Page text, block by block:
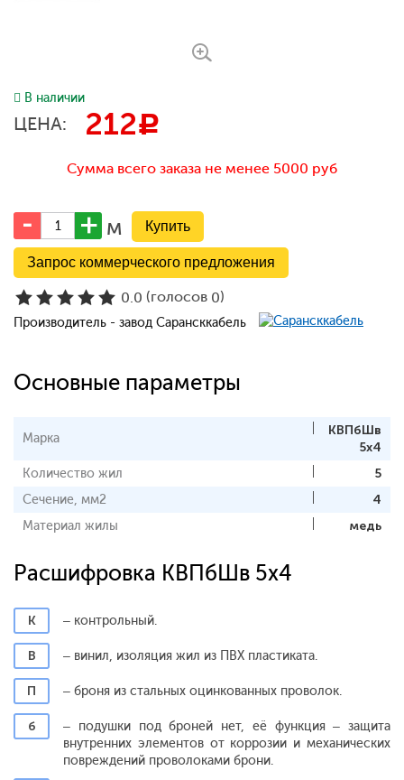
В наличии
ЦЕНА: 212c
Сумма всего заказа не менее 5000 руб
м
Запрос коммерческого предложения
0.0 (голосов 0)
Производитель - завод Сарансккабель
Основные параметры
Марка
КВПбШв
5х4
Количество жил
5
Сечение, мм2
4
Материал жилы
медь
Расшифровка КВПбШв 5х4
К – контрольный.
В – винил, изоляция жил из ПВХ пластиката.
П – броня из стальных оцинкованных проволок.
б
– подушки под броней нет, её функция – защита
внутренних элементов от коррозии и механических
повреждений проволоками брони.